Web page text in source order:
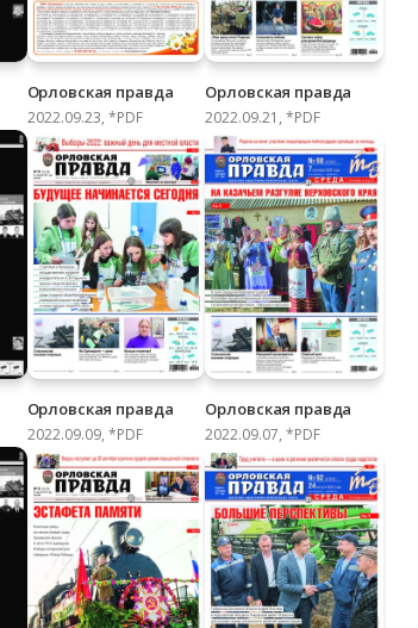
Орловская правда
2022.09.23, *PDF
Орловская правда
2022.09.21, *PDF
Орловская правда
2022.09.09, *PDF
Орловская правда
2022.09.07, *PDF